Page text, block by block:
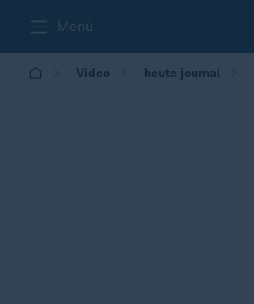
Menü
Video heute journal